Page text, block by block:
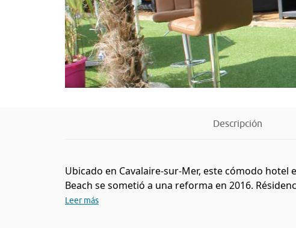
Descripción
Ubicado en Cavalaire-sur-Mer, este cómodo
Beach se sometió a una reforma en 2016.
Leer más